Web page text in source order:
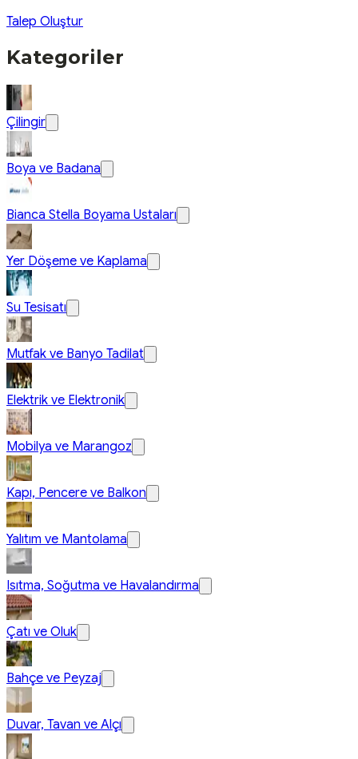
Talep Oluştur
Kategoriler
Çilingir
Boya ve Badana
Bianca Stella Boyama Ustaları
Yer Döşeme ve Kaplama
Su Tesisatı
Mutfak ve Banyo Tadilat
Elektrik ve Elektronik
Mobilya ve Marangoz
Kapı, Pencere ve Balkon
Yalıtım ve Mantolama
Isıtma, Soğutma ve Havalandırma
Çatı ve Oluk
Bahçe ve Peyzaj
Duvar, Tavan ve Alçı